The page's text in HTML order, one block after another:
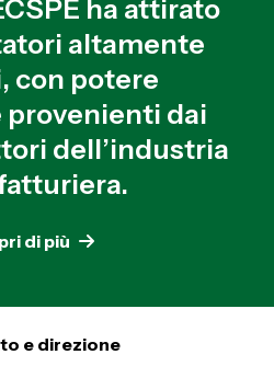
ha attirato
altamente
con potere
provenienti dai
dell’industria
di più
e direzione